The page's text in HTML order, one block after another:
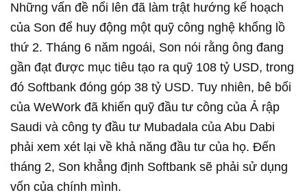
Những vấn đề nổi lên đã làm trật hướng kế hoạch
của Son để huy động một quỹ công nghệ khổng lồ
thứ 2. Tháng 6 năm ngoái, Son nói rằng ông đang
gần đạt được mục tiêu tạo ra quỹ 108 tỷ USD, trong
đó Softbank đóng góp 38 tỷ USD. Tuy nhiên, bê bối
của WeWork đã khiến quỹ đầu tư công của Ả rập
Saudi và công ty đầu tư Mubadala của Abu Dabi
phải xem xét lại về khả năng đầu tư của họ. Đến
tháng 2, Son khẳng định Softbank sẽ phải sử dụng
vốn của chính mình.